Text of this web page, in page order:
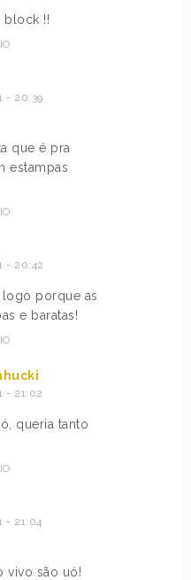
block !!
- 20:39
que é pra
estampas
- 20:42
porque as
e baratas!
- 21:02
queria tanto
- 21:04
vivo são uó!